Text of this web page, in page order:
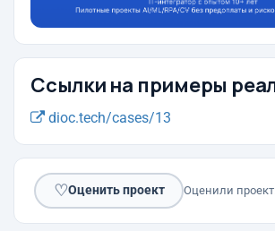
Ссылки на примеры
dioc.tech/cases/13
♡Оценить проект Оценили